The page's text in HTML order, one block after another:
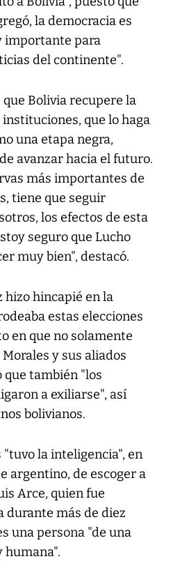
la democracia es
importante para
del continente".
que Bolivia recupere la
que lo haga
una etapa negra,
avanzar hacia el futuro.
más importantes de
tiene que seguir
los efectos de esta
seguro que Lucho
muy bien", destacó.
hizo hincapié en la
estas elecciones
en que no solamente
y sus aliados
que también "los
a exiliarse", así
bolivianos.
"tuvo la inteligencia", en
argentino, de escoger a
Arce, quien fue
durante más de diez
una persona "de una
humana".